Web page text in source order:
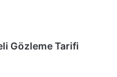
Gözleme Tarifi